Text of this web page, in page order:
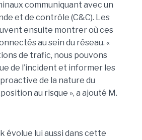
communiquant avec un
et de contrôle (C&C). Les
ensuite montrer où ces
au sein du réseau. «
de trafic, nous pouvons
de l’incident et informer les
de la nature du
au risque », a ajouté M.
évolue lui aussi dans cette